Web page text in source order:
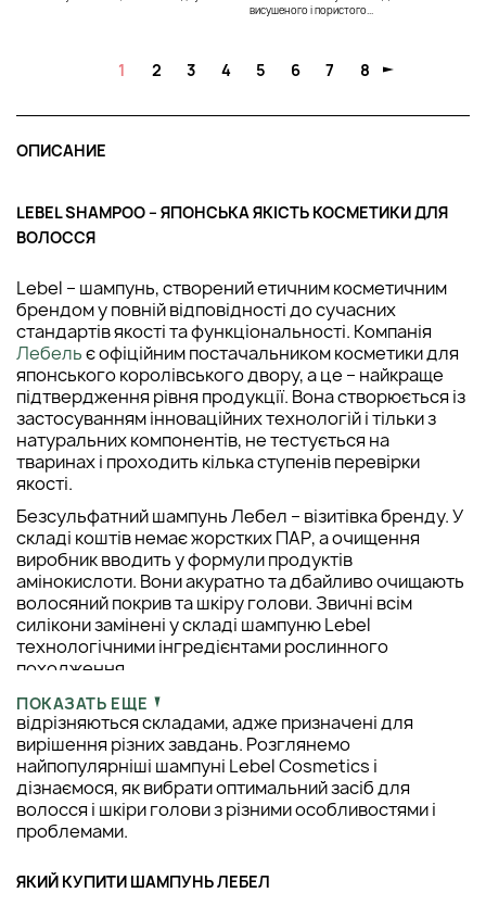
висушеного і пористого...
1 2 3 4 5 6 7 8
ОПИСАНИЕ
LEBEL SHAMPOO – ЯПОНСЬКА ЯКІСТЬ КОСМЕТИКИ ДЛЯ
ВОЛОССЯ
Lebel – шампунь, створений етичним косметичним
брендом у повній відповідності до сучасних
стандартів якості та функціональності. Компанія
Лебельє офіційним постачальником косметики для
японського королівського двору, а це – найкраще
підтвердження рівня продукції. Вона створюється із
застосуванням інноваційних технологій і тільки з
натуральних компонентів, не тестується на
тваринах і проходить кілька ступенів перевірки
якості.
Безсульфатний шампунь Лебел – візитівка бренду. У
складі коштів немає жорстких ПАР, а очищення
виробник вводить у формули продуктів
амінокислоти. Вони акуратно та дбайливо очищають
волосяний покрив та шкіру голови. Звичні всім
силікони замінені у складі шампуню Lebel
технологічними інгредієнтами рослинного
походження.
Всі косметичні засоби бренду, зокрема шампуні,
відрізняються складами, адже призначені для
вирішення різних завдань. Розглянемо
найпопулярніші шампуні Lebel Cosmetics і
дізнаємося, як вибрати оптимальний засіб для
волосся і шкіри голови з різними особливостями і
проблемами.
ЯКИЙ КУПИТИ ШАМПУНЬ ЛЕБЕЛ
ПОКАЗАТЬ ЕЩЕ